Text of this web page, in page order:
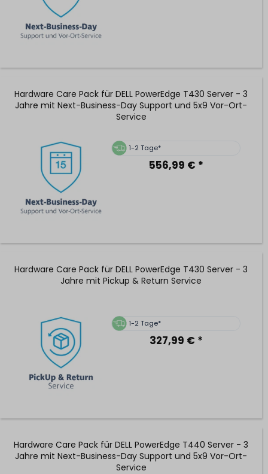
Hardware Care Pack für DELL PowerEdge T430 Server - 3
Jahre mit Next-Business-Day Support und 5x9 Vor-Ort-
Service
1-2 Tage*
556,99 € *
Hardware Care Pack für DELL PowerEdge T430 Server - 3
Jahre mit Pickup & Return Service
1-2 Tage*
327,99 € *
Hardware Care Pack für DELL PowerEdge T440 Server - 3
Jahre mit Next-Business-Day Support und 5x9 Vor-Ort-
Service